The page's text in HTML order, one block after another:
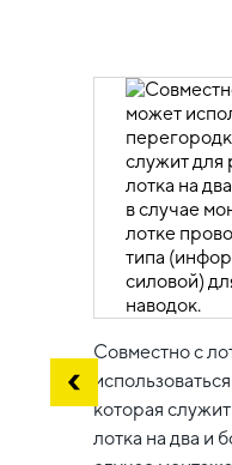
Совместно с
которая
лотка на два и